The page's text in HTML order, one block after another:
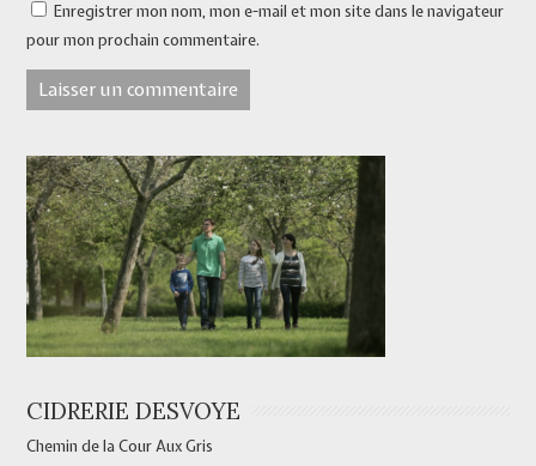
Enregistrer mon nom, mon e-mail et mon site dans le navigateur
pour mon prochain commentaire.
CIDRERIE DESVOYE
Chemin de la Cour Aux Gris